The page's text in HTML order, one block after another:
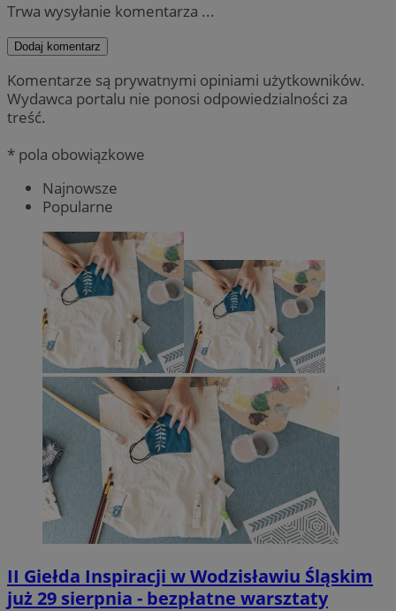
Trwa wysyłanie komentarza ...
Dodaj komentarz
Komentarze są prywatnymi opiniami użytkowników.
Wydawca portalu nie ponosi odpowiedzialności za
treść.
* pola obowiązkowe
Najnowsze
Popularne
II Giełda Inspiracji w Wodzisławiu Śląskim
już 29 sierpnia - bezpłatne warsztaty